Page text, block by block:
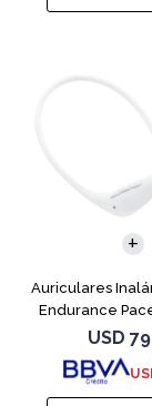
Auriculares
Endurance
USD